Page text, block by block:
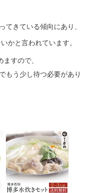
てきている傾向にあり、
かと言われています。
ますので、
もう少し待つ必要があり